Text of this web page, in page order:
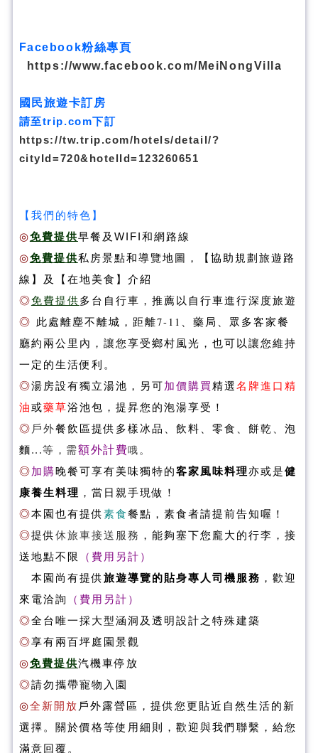
Facebook粉絲專頁
https://www.facebook.com/MeiNongVilla
國民旅遊卡訂房
請至trip.com下訂
https://tw.trip.com/hotels/detail/?
cityId=720&hotelId=123260651
【我們的特色】
◎免費提供早餐及WIFI和網路線
◎免費提供私房景點和導覽地圖，
【協助規劃旅遊路
線】 及 【在地美食】 介紹
◎免費提供多台自行車，推薦以自行車進行深度旅遊
◎ 此處離塵不離城，距離7-11、藥局、眾多客家餐
廳約兩公里內，讓您享受鄉村風光，也可以讓您維持
一定的生活便利。
◎湯房設有獨立湯池，另可加價購買精選名牌進口 精
油或藥草浴池包，提昇您的泡湯享受！
◎ 戶外餐飲區提供多樣冰品、飲料、零食、餅乾、泡
麵...等，需額外計費哦 。
◎加購晚餐可享有美味獨特的客家風味料理亦或是健
康養生料理 ，當日親手現做！
◎本園也有提供素食餐點，素食者請提前告知喔！
◎提供休旅車接送服務 ，能夠塞下您龐大的行李 ，接
送地點不限
（費用另計）
本園尚有提供旅遊導覽的貼身專人司機服務 ，歡迎
來電洽詢
（費用另計）
◎全台唯一採大型涵洞及透明設計之特殊建築
◎享有兩百坪庭園景觀
◎免費提供汽機車停放
◎請勿攜帶寵物入園
◎全新開放 戶外露營區，提供您更貼近自然生活的新
選擇。關於價格等使用細則，歡迎與我們聯繫，給您
滿意回覆。